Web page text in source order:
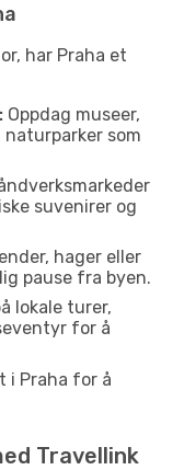
har Praha et
Oppdag museer,
som
suvenirer og
hager eller
pause fra byen.
lokale turer,
for å
i Praha for å
Travellink